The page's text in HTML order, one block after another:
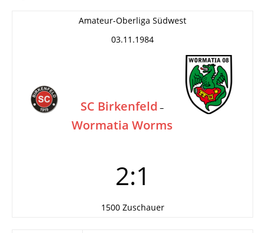
Amateur-Oberliga Südwest
03.11.1984
SC Birkenfeld –
Wormatia Worms
2:1
1500 Zuschauer